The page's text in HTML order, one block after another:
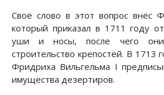
Своё слово в этот вопрос внёс
который приказал в 1711 году
уши и носы, после чего они
строительство крепостей. В 1713
Фридриха Вильгельма I
имущества дезертиров.